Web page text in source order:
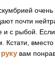
почти
и с рыбой.
Кстати,
вам